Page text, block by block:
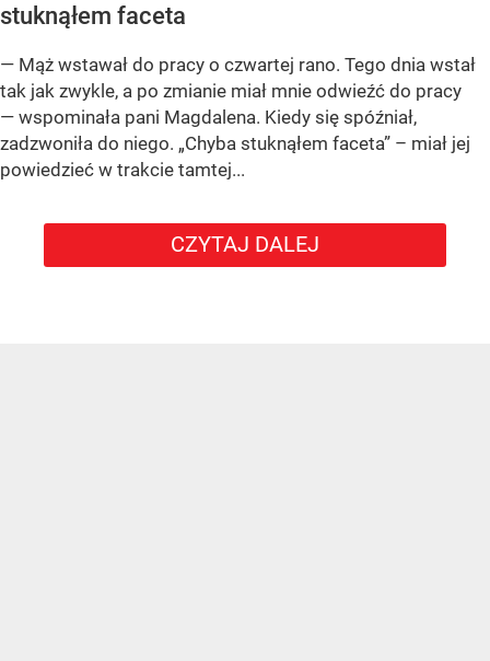
stuknąłem faceta
— Mąż wstawał do pracy o czwartej rano. Tego dnia wstał
tak jak zwykle, a po zmianie miał mnie odwieźć do pracy
— wspominała pani Magdalena. Kiedy się spóźniał,
zadzwoniła do niego. „Chyba stuknąłem faceta” – miał jej
powiedzieć w trakcie tamtej...
CZYTAJ DALEJ